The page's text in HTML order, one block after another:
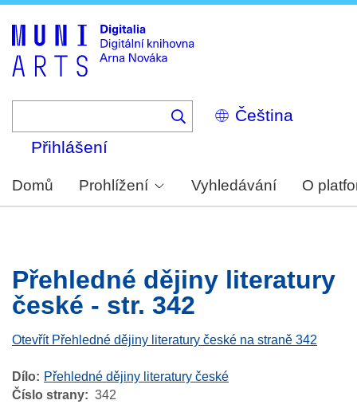
Select
your
Přihlášení
Domů Prohlížení Vyhledávání O
Přehledné dějiny literatury
české - str. 342
Otevřít Přehledné dějiny literatury české na straně 342
Dílo
Přehledné dějiny literatury české
Číslo strany
342